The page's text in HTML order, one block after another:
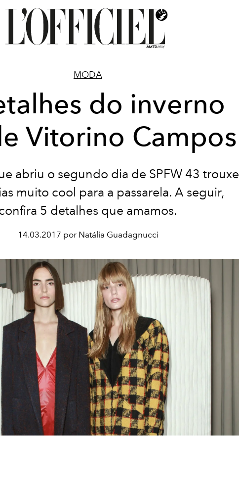
MODA
do inverno
Vitorino Campos
abriu o segundo dia de SPFW 43 trouxe
muito cool para a passarela. A seguir,
5 detalhes que amamos.
14.03.2017 por Natália Guadagnucci